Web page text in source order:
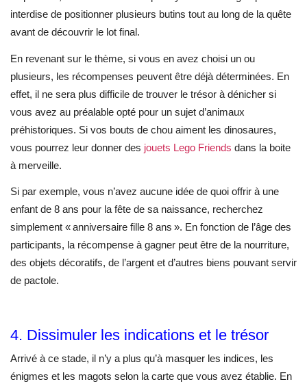
interdise de positionner plusieurs butins tout au long de la quête
avant de découvrir le lot final.
En revenant sur le thème, si vous en avez choisi un ou
plusieurs, les récompenses peuvent être déjà déterminées. En
effet, il ne sera plus difficile de trouver le trésor à dénicher si
vous avez au préalable opté pour un sujet d’animaux
préhistoriques. Si vos bouts de chou aiment les dinosaures,
vous pourrez leur donner des jouets Lego Friends dans la boite
à merveille.
Si par exemple, vous n’avez aucune idée de quoi offrir à une
enfant de 8 ans pour la fête de sa naissance, recherchez
simplement « anniversaire fille 8 ans ». En fonction de l’âge des
participants, la récompense à gagner peut être de la nourriture,
des objets décoratifs, de l’argent et d’autres biens pouvant servir
de pactole.
4. Dissimuler les indications et le trésor
Arrivé à ce stade, il n’y a plus qu’à masquer les indices, les
énigmes et les magots selon la carte que vous avez établie. En